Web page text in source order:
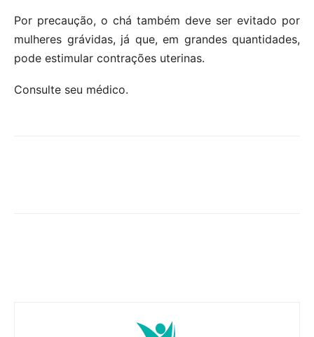
Por precaução, o chá também deve ser evitado por
mulheres grávidas, já que, em grandes quantidades,
pode estimular contrações uterinas.
Consulte seu médico.